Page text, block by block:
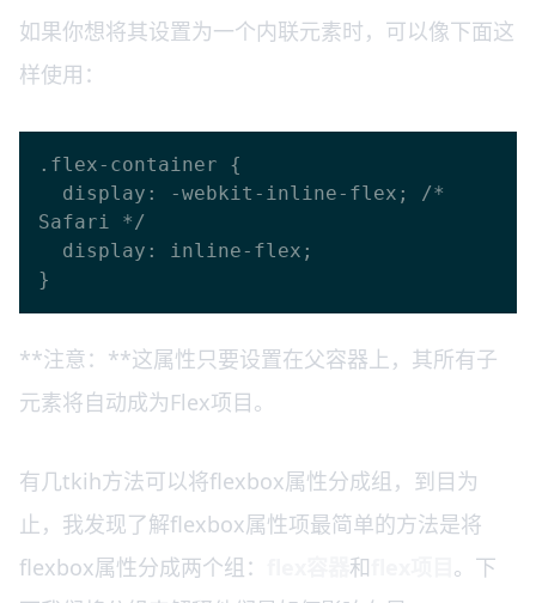
如果你想将其设置为一个内联元素时，可以像下面这
样使用：
.flex-container {
Safari */
**注意：**这属性只要设置在父容器上，其所有子
元素将自动成为Flex项目。
有几tkih方法可以将flexbox属性分成组，到目为
止，我发现了解flexbox属性项最简单的方法是将
flexbox属性分成两个组：
和
。下